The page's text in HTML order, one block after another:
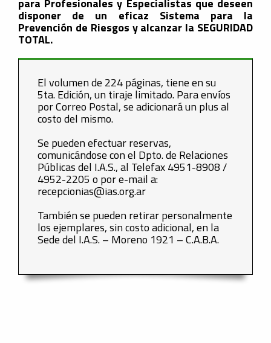
para Profesionales y Especialistas que deseen
disponer de un eficaz Sistema para la
Prevención de Riesgos y alcanzar la SEGURIDAD
TOTAL.
El volumen de 224 páginas, tiene en su
5ta. Edición, un tiraje limitado. Para envíos
por Correo Postal, se adicionará un plus al
costo del mismo.
Se pueden efectuar reservas,
comunicándose con el Dpto. de Relaciones
Públicas del I.A.S., al Telefax 4951-8908 /
4952-2205 o por e-mail a:
recepcionias@ias.org.ar
También se pueden retirar personalmente
los ejemplares, sin costo adicional, en la
Sede del I.A.S. – Moreno 1921 – C.A.B.A.